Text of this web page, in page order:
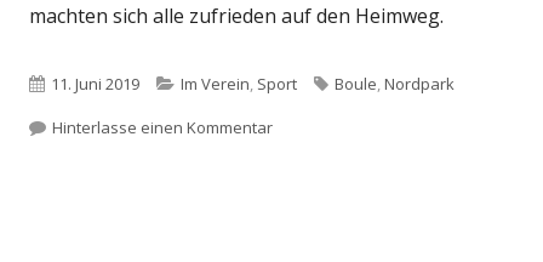
machten sich alle zufrieden auf den Heimweg.
Veröffentlicht
am
11. Juni 2019 Kategorien
Im Verein, Sport Schlagwörter
Boule,Nordpark
Hinterlasse einen Kommentarzu Die Kugel rollten im Nordpark –